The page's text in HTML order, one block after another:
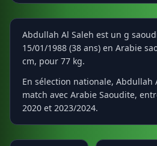
Abdullah Al Saleh est un g
15/01/1988 (38 ans) en Arabie
cm, pour 77 kg.
En sélection nationale, Abdullah
match avec Arabie Saoudite,
2020 et 2023/2024.